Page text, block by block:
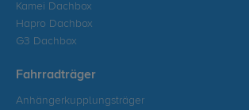
Kamei Dachbox
Hapro Dachbox
G3 Dachbox
Fahrradträger
Anhängerkupplungsträger